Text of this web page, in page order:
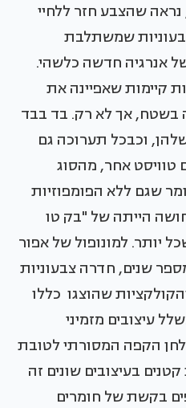
שהצבע חזר ללחיי
שמשתלבת
אנרגיה חדשה כלשהי.
קיימות שאפיינה את
בשטח, אך לא רק. בד בבד
וכבכל תערוכה גם
טוויסט אחר, מהסוג
שגם ללא הפומפוזיות
הייתה של "בק טו
יותר. למונופול של אפור
שנים, חדרה צבעוניות
שהוצגו כללו
עיצובים מזמיני
הקפה המסורתי לטובת
בעיצובים שונים זה
בקשת של חומרים